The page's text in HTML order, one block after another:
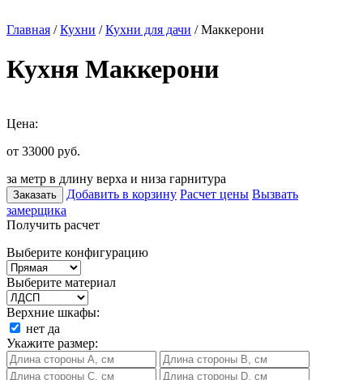
Главная /Кухни /Кухни для дачи / Маккерони
Кухня Маккерони
Цена:
от 33000 руб.
за метр в длину верха и низа гарнитура
Заказать Добавить в корзину Расчет цены Вызвать
замерщика
Получить расчет
Выберите конфигурацию
Выберите материал
Верхние шкафы:
нет да
Укажите размер: